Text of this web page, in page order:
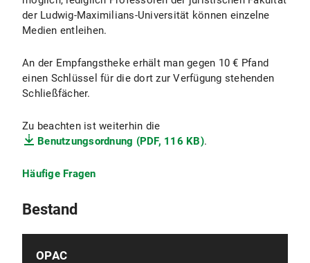
der Ludwig-Maximilians-Universität können einzelne
Medien entleihen.
An der Empfangstheke erhält man gegen 10 € Pfand
einen Schlüssel für die dort zur Verfügung stehenden
Schließfächer.
Zu beachten ist weiterhin die
Benutzungsordnung (PDF, 116 KB).
Häufige Fragen
Bestand
OPAC